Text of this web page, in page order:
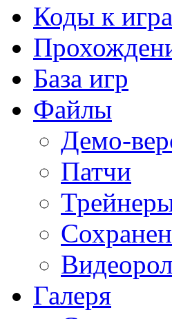
Коды к
База игр
Файлы
Демо-
Патчи
Галеря